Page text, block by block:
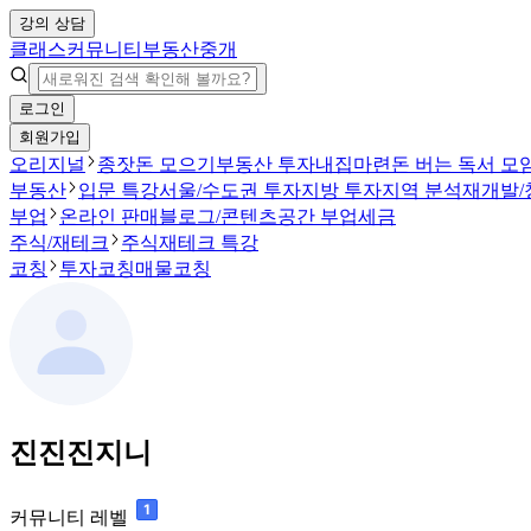
강의 상담
클래스커뮤니티 부동산중개
로그인
회원가입
오리지널 종잣돈 모으기 부동산 투자내집마련 돈 버는 독서 모
부동산
입문 특강서울/수도권 투자지방 투자지역 분석재개발/
부업
온라인 판매 블로그/콘텐츠공간 부업세금
주식/재테크
주식재테크 특강
코칭
투자코칭매물코칭
진진진지니
커뮤니티 레벨